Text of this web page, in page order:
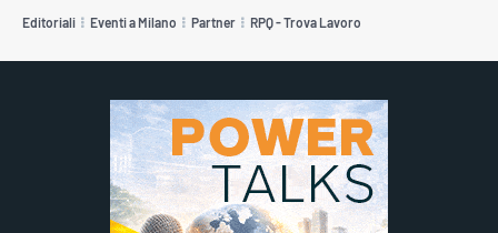
Editoriali Eventi a Milano Partner RPQ - Trova Lavoro